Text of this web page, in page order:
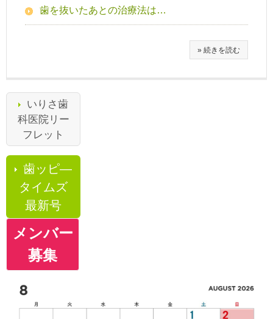
歯を抜いたあとの治療法は…
» 続きを読む
いりさ歯
科医院リー
フレット
歯ッピ―
タイムズ
最新号
メンバー
募集